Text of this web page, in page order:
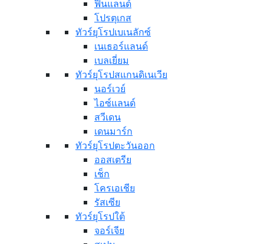
ฟินแลนด์
โปรตุเกส
ทัวร์ยุโรปเบเนลักซ์
เนเธอร์แลนด์
เบลเยี่ยม
ทัวร์ยุโรปสแกนดิเนเวีย
นอร์เวย์
ไอซ์แลนด์
สวีเดน
เดนมาร์ก
ทัวร์ยุโรปตะวันออก
ออสเตรีย
เช็ก
โครเอเชีย
รัสเซีย
ทัวร์ยุโรปใต้
จอร์เจีย